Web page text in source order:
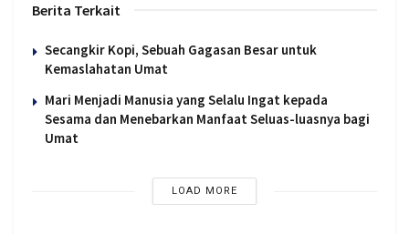
Berita Terkait
Secangkir Kopi, Sebuah Gagasan Besar untuk
Kemaslahatan Umat
Mari Menjadi Manusia yang Selalu Ingat kepada
Sesama dan Menebarkan Manfaat Seluas-luasnya bagi
Umat
LOAD MORE